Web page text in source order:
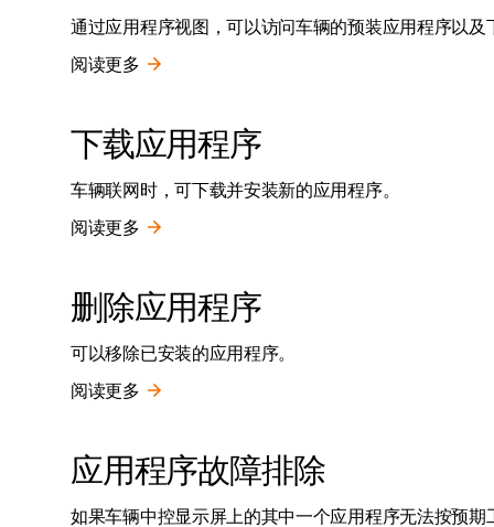
通过应用程序视图，可以访问车辆的预装应用程序以及
阅读更多
下载应用程序
车辆联网时，可下载并安装新的应用程序。
阅读更多
删除应用程序
可以移除已安装的应用程序。
阅读更多
应用程序故障排除
如果车辆中控显示屏上的其中一个应用程序无法按预